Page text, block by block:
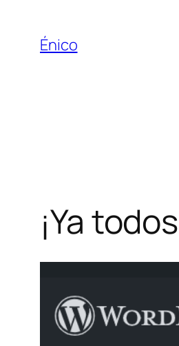
contenido
Énico
¡Ya